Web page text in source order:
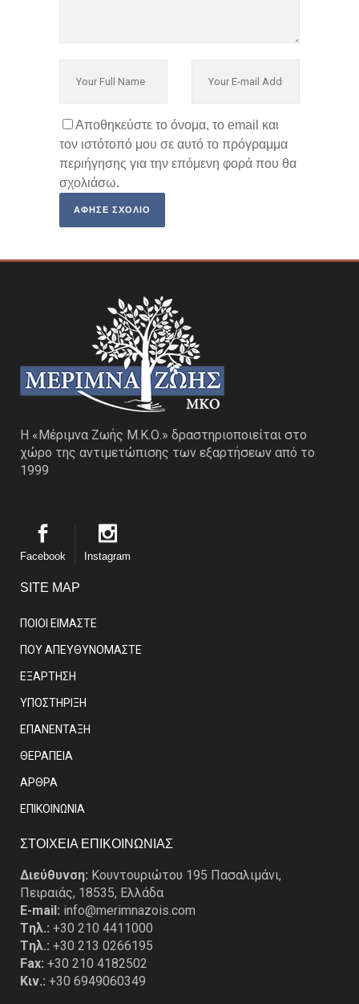
Αποθηκεύστε το όνομα, το email και
τον ιστότοπό μου σε αυτό το πρόγραμμα
περιήγησης για την επόμενη φορά που θα
σχολιάσω.
Η «Μέριμνα Ζωής Μ.Κ.Ο.» δραστηριοποιείται στο
χώρο της αντιμετώπισης των εξαρτήσεων από το
1999
Facebook Instagram
SITE MAP
ΠΟΙΟΙ ΕΙΜΑΣΤE
ΠΟΥ ΑΠΕΥΘΥΝΟΜΑΣΤΕ
ΕΞΑΡΤΗΣΗ
ΥΠΟΣΤΗΡΙΞΗ
ΕΠΑΝΕΝΤΑΞΗ
ΘΕΡΑΠΕΙΑ
ΑΡΘΡΑ
EΠΙΚΟΙΝΩΝΙΑ
ΣΤΟΙΧΕΙΑ ΕΠΙΚΟΙΝΩΝΙΑΣ
Διεύθυνση: Κουντουριώτου 195 Πασαλιμάνι,
Πειραιάς, 18535, Ελλάδα
E-mail: info@merimnazois.com
Tηλ.: +30 210 4411000
Tηλ.: +30 213 0266195
Fax: +30 210 4182502
Κιν.: +30 6949060349